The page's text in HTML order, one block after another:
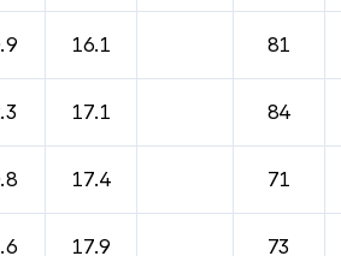
16.1 81
17.1 84
17.4 71
17.9 73